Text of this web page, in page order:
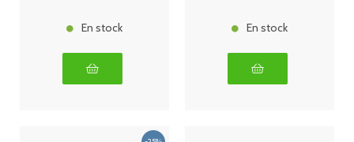
En stock En stock